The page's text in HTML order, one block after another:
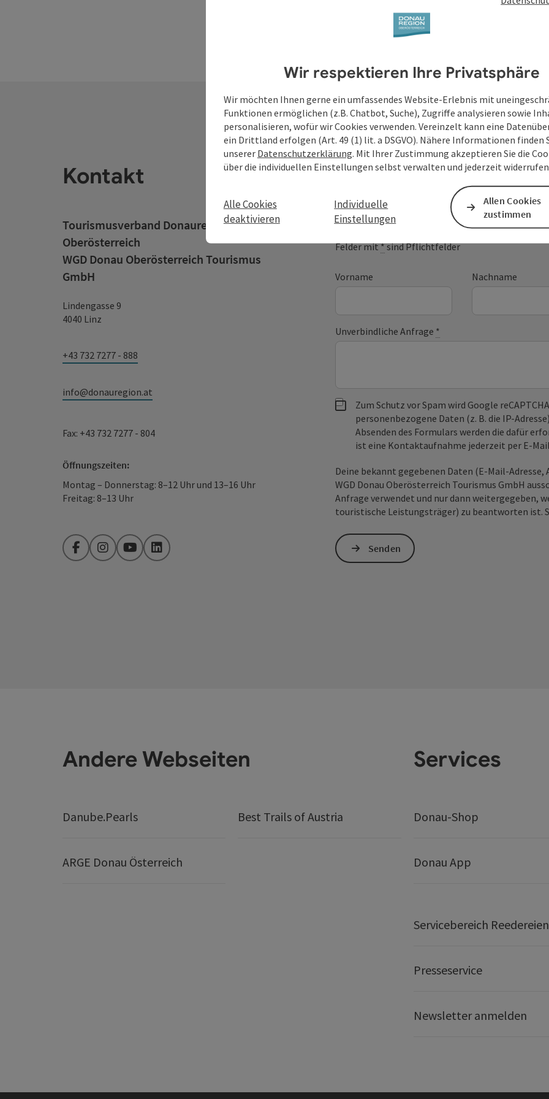
Kontakt
Tourismusverband Donauregion
Oberösterreich
WGD Donau Oberösterreich Tourismus
GmbH
Lindengasse 9
4040 Linz
+43 732 7277 - 888
info@donauregion.at
Fax: +43 732 7277 - 804
Öffnungszeiten:
Montag – Donnerstag: 8–12 Uhr und 13–16 Uhr
Freitag: 8–13 Uhr
FacebookInstagramYouTubeLinkedIn
Deine Anfrage an
Oberösterreich
Felder mit*sind Pflichtfelder
Vorname Nachname
Unverbindliche Anfrage *
Zum Schutz vor Spam wird Google
personenbezogene Daten (z. B. die IP-
Absenden des Formulars werden die dafür
ist eine Kontaktaufnahme jederzeit per E-
Deine bekannt gegebenen Daten (E-Mail-
WGD Donau Oberösterreich Tourismus GmbH
Anfrage verwendet und nur dann weitergegeben,
touristische Leistungsträger) zu beantworten ist.
Senden
Andere Webseiten
Danube.Pearls Best Trails of Austria
ARGE Donau Österreich
Services
Donau-Shop
Donau App
Servicebereich Reedereien
Presseservice
Newsletter anmelden
Wir respektieren Ihre Privatsphäre
Wir möchten Ihnen gerne ein umfassendes Website-Erlebnis mit
Funktionen ermöglichen (z.B. Chatbot, Suche), Zugriffe analysieren sowie
personalisieren, wofür wir Cookies verwenden. Vereinzelt kann eine
ein Drittland erfolgen (Art. 49 (1) lit. a DSGVO). Nähere Informationen finden
unserer Datenschutzerklärung. Mit Ihrer Zustimmung akzeptieren Sie die
über die individuellen Einstellungen selbst verwalten und jederzeit
Alle Cookies
deaktivieren
Individuelle
Einstellungen
Allen Cookies
zustimmen